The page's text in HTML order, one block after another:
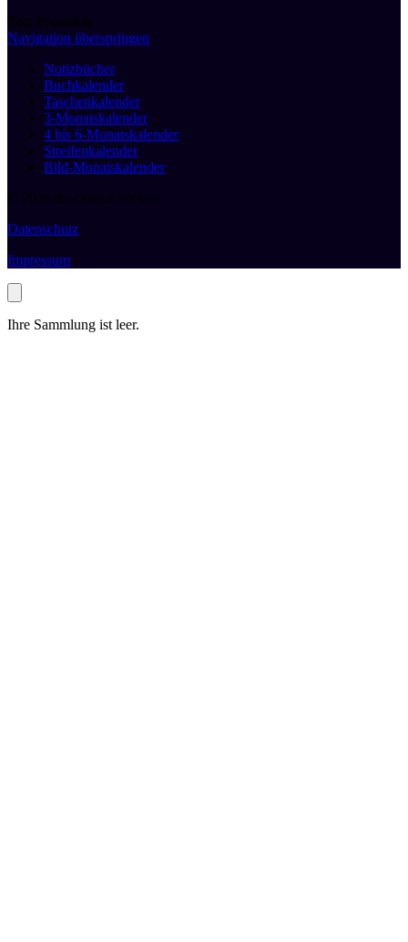
Top Produkte
Navigation überspringen
Notizbücher
Buchkalender
Taschenkalender
3-Monatskalender
4 bis 6-Monatskalender
Streifenkalender
Bild-Monatskalender
© 2026 druckhaus boeken
Datenschutz
Impressum
Ihre Sammlung ist leer.